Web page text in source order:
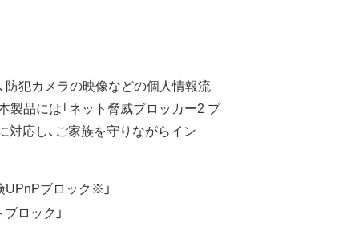
防犯カメラの映像などの個人情報流
製品には「ネット脅威ブロッカー2 プ
対応し、ご家族を守りながらイン
UPnPブロック※」
ロック」